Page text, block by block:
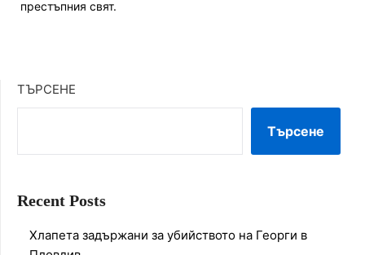
престъпния свят.
ТЪРСЕНЕ
Търсене
Recent Posts
Хлапета задържани за убийството на Георги в